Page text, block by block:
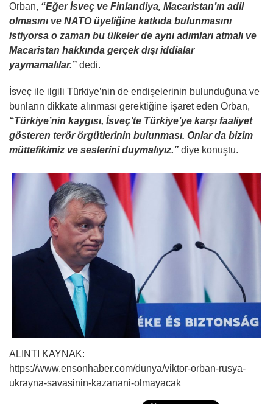
Orban, “Eğer İsveç ve Finlandiya, Macaristan’ın adil
olmasını ve NATO üyeliğine katkıda bulunmasını
istiyorsa o zaman bu ülkeler de aynı adımları atmalı ve
Macaristan hakkında gerçek dışı iddialar
yaymamalılar.” dedi.
İsveç ile ilgili Türkiye’nin de endişelerinin bulunduğuna ve
bunların dikkate alınması gerektiğine işaret eden Orban,
“Türkiye’nin kaygısı, İsveç’te Türkiye’ye karşı faaliyet
gösteren terör örgütlerinin bulunması. Onlar da bizim
müttefikimiz ve seslerini duymalıyız.” diye konuştu.
ALINTI KAYNAK:
https://www.ensonhaber.com/dunya/viktor-orban-rusya-
ukrayna-savasinin-kazanani-olmayacak